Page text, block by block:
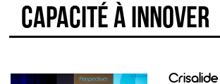
capacité à innover